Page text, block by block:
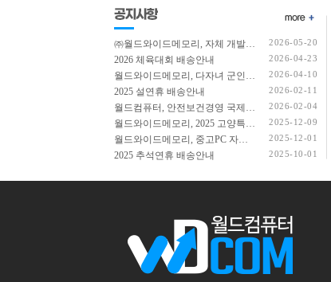
㈜월드와이드메모리, 자체 개발 ERP 3차 고도화…ITAD부터 AI 자산관리까지 통합 2026-05-20
2026 체육대회 배송안내 2026-04-23
월드와이드메모리, 다자녀 군인가정에 노트북 전달 2026-04-10
2025 설연휴 배송안내 2026-02-11
월드컴퓨터, 안전보건경영 국제표준 ‘ISO 45001’ 인증 획득 2026-02-04
월드와이드메모리, 2025 고양특례시 우수 중소기업 선정 2025-12-09
월드와이드메모리, 중고PC 자원 순환 ESG 경영 선도 2025-12-01
2025 추석연휴 배송안내 2025-10-01